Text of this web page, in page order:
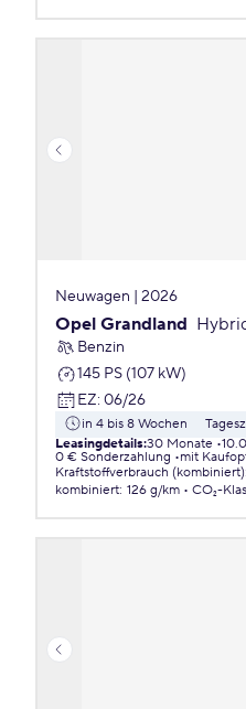
Neuwagen | 2026
Opel Grandland
Benzin
145 PS (107 kW)
EZ: 06/26
in 4 bis 8 Wochen
Leasingdetails:30 Monate
0 € Sonderzahlung
mit
Kraftstoffverbrauch (kombiniert):
kombiniert: 126 g/km CO₂-